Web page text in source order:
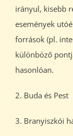
irányul, kisebb
események
források (pl.
különböző
hasonlóan.
2. Buda és Pest
3. Branyiszkói